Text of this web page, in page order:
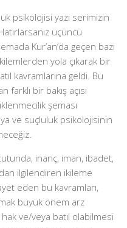
psikolojisi yazı serimizin
üçüncü
Kur’an’da geçen bazı
yola çıkarak bir
kavramlarına geldi. Bu
farklı bir bakış açısı
şeması
ve suçluluk psikolojisinin
inanç, iman, ibadet,
ilgilendiren ikileme
eden bu kavramları,
büyük önem arz
ve/veya batıl olabilmesi